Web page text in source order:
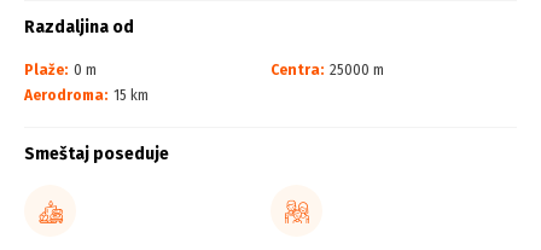
Razdaljina od
Plaže: 0 m Centra: 25000 m
Aerodroma: 15 km
Smeštaj poseduje